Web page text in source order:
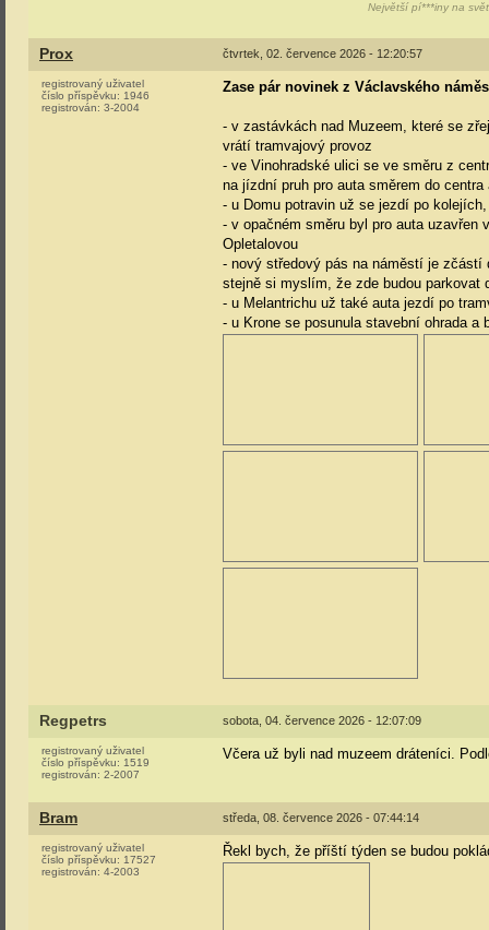
Největší pí***iny na
Prox čtvrtek, 02. července 2026 - 12:20:57
registrovaný uživatel
číslo příspěvku: 1946
registrován: 3-2004
Zase pár novinek z Václavského
- v zastávkách nad Muzeem, které se
vrátí tramvajový provoz
- ve Vinohradské ulici se ve směru z
na jízdní pruh pro auta směrem do
- u Domu potravin už se jezdí po
- v opačném směru byl pro auta
Opletalovou
- nový středový pás na náměstí je zčástí
stejně si myslím, že zde budou parkovat
- u Melantrichu už také auta jezdí po
- u Krone se posunula stavební ohrada a
Regpetrs sobota, 04. července 2026 - 12:07:09
registrovaný uživatel
číslo příspěvku: 1519
registrován: 2-2007
Včera už byli nad muzeem dráteníci.
Bram středa, 08. července 2026 - 07:44:14
registrovaný uživatel
číslo příspěvku: 17527
registrován: 4-2003
Řekl bych, že příští týden se budou